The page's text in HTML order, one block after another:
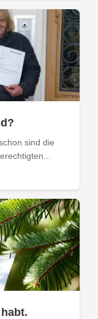
sind die